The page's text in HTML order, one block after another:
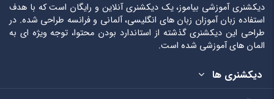
دیکشنری آموزشی بیاموز، یک دیکشنری آنلاین و رایگان است که با هدف
استفاده زبان آموزان زبان های انگلیسی، آلمانی و فرانسه طراحی شده. در
طراحی این دیکشنری گذشته از استاندارد بودن محتوا، توجه ویژه ای به
المان های آموزشی شده است.
دیکشنری ها